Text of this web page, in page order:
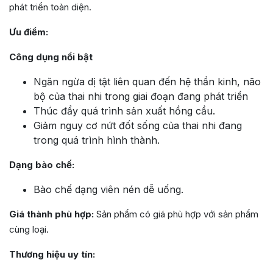
phát triển toàn diện.
Ưu điểm:
Công dụng nổi bật
Ngăn ngừa dị tật liên quan đến hệ thần kinh, não
bộ của thai nhi trong giai đoạn đang phát triển
Thúc đẩy quá trình sản xuất hồng cầu.
Giảm nguy cơ nứt đốt sống của thai nhi đang
trong quá trình hình thành.
Dạng bào chế:
Bào chế dạng viên nén dễ uống.
Giá thành phù hợp: Sản phẩm có giá phù hợp với sản phẩm
cùng loại.
Thương hiệu uy tín: